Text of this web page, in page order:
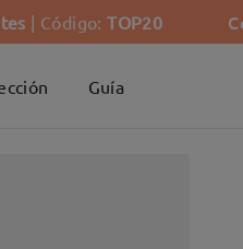
| Código:TOP20
Guía